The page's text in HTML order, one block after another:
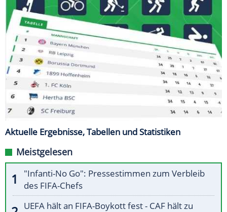
Aktuelle Ergebnisse, Tabellen und Statistiken
Meistgelesen
"Infanti-No Go": Pressestimmen zum Verbleib
des FIFA-Chefs
UEFA hält an FIFA-Boykott fest - CAF hält zu